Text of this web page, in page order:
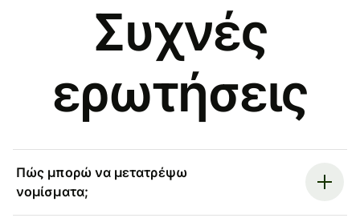
Συχνές
ερωτήσεις
Πώς μπορώ να μετατρέψω
νομίσματα;